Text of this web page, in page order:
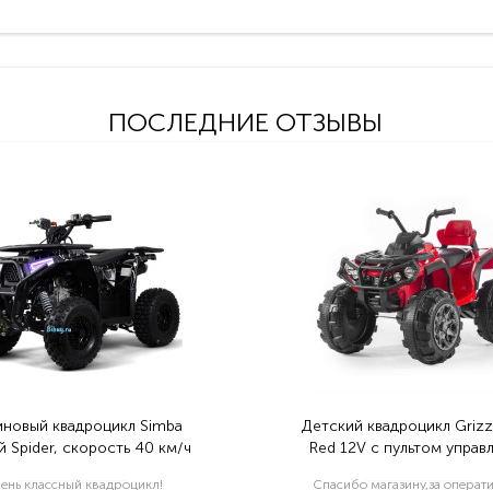
ПОСЛЕДНИЕ ОТЗЫВЫ
квадроцикл Simba
Spider, скорость 40 км/ч
классный квадроцикл!
Детский квадроцикл
Red 12V с пультом
Спасибо магазину,за